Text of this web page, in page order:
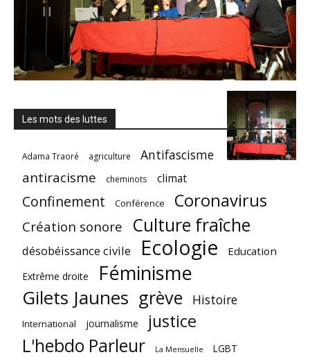
Les mots des luttes
Adama Traoré agriculture Antifascisme
antiracisme cheminots climat
Confinement Conférence Coronavirus
Création sonore Culture fraîche
désobéissance civile Ecologie Education
Extrême droite Féminisme
Gilets Jaunes grève Histoire
International journalisme justice
L'hebdo Parleur La Mensuelle
LGBT